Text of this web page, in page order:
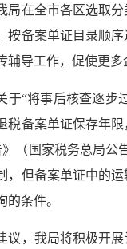
局在全市各区选取
按备案单证目录顺
辅导工作，促使更多
于“将事后核查逐步
税备案单证保存年
（国家税务总局公
，但备案单证中的
的条件。
议，我局将积极开